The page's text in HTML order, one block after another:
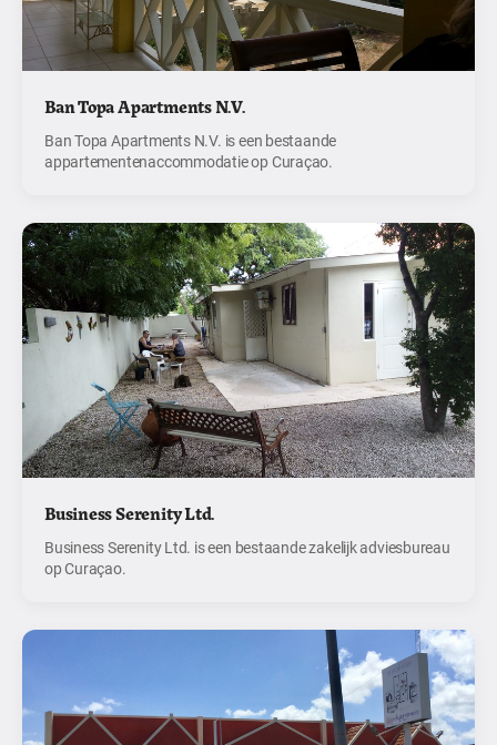
Ban Topa Apartments N.V.
Ban Topa Apartments N.V. is een bestaande
appartementenaccommodatie op Curaçao.
Business Serenity Ltd.
Business Serenity Ltd. is een bestaande zakelijk adviesbureau
op Curaçao.